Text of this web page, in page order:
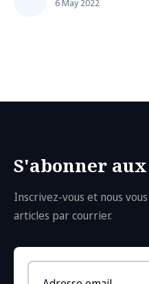
6 May 2022
S'abonner
Inscrivez-vous et nous
articles par courrier.